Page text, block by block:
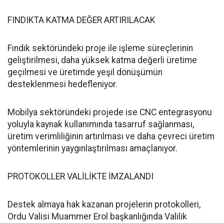
FINDIKTA KATMA DEĞER ARTIRILACAK
Fındık sektöründeki proje ile işleme süreçlerinin
geliştirilmesi, daha yüksek katma değerli üretime
geçilmesi ve üretimde yeşil dönüşümün
desteklenmesi hedefleniyor.
Mobilya sektöründeki projede ise CNC entegrasyonu
yoluyla kaynak kullanımında tasarruf sağlanması,
üretim verimliliğinin artırılması ve daha çevreci üretim
yöntemlerinin yaygınlaştırılması amaçlanıyor.
PROTOKOLLER VALİLİKTE İMZALANDI
Destek almaya hak kazanan projelerin protokolleri,
Ordu Valisi Muammer Erol başkanlığında Valilik